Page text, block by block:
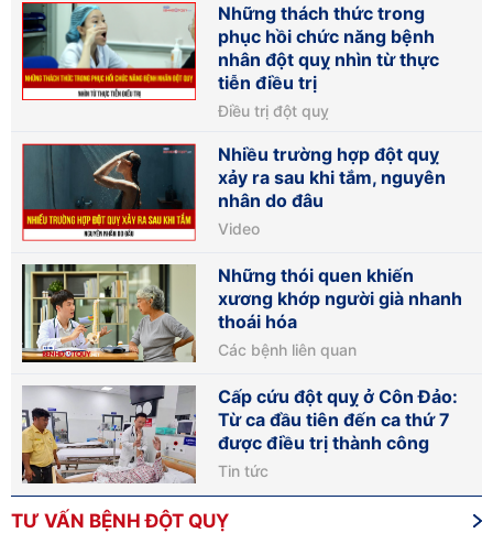
Những thách thức trong
phục hồi chức năng bệnh
nhân đột quỵ nhìn từ thực
tiễn điều trị
Điều trị đột quỵ
Nhiều trường hợp đột quỵ
xảy ra sau khi tắm, nguyên
nhân do đâu
Video
Những thói quen khiến
xương khớp người già nhanh
thoái hóa
Các bệnh liên quan
Cấp cứu đột quỵ ở Côn Đảo:
Từ ca đầu tiên đến ca thứ 7
được điều trị thành công
Tin tức
TƯ VẤN BỆNH ĐỘT QUỴ